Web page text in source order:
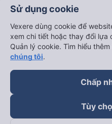
Sử dụng cookie
Vexere dùng cookie để
xem chi tiết hoặc thay đổi lựa
Quản lý cookie. Tìm hiểu
chúng tôi.
Chấp
Tùy